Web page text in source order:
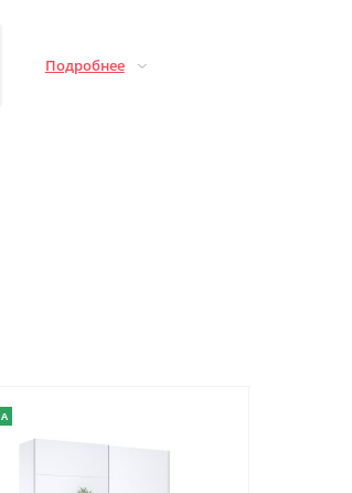
Подробнее